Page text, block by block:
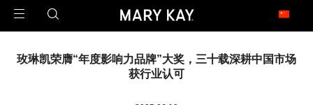
玫琳凯荣膺“年度影响力品牌”大奖，三十载深耕中国市场
获行业认可
1971年2月23日，玫琳凯公司在澳大利亚开设了第一家子公司，这是玫琳凯迈向